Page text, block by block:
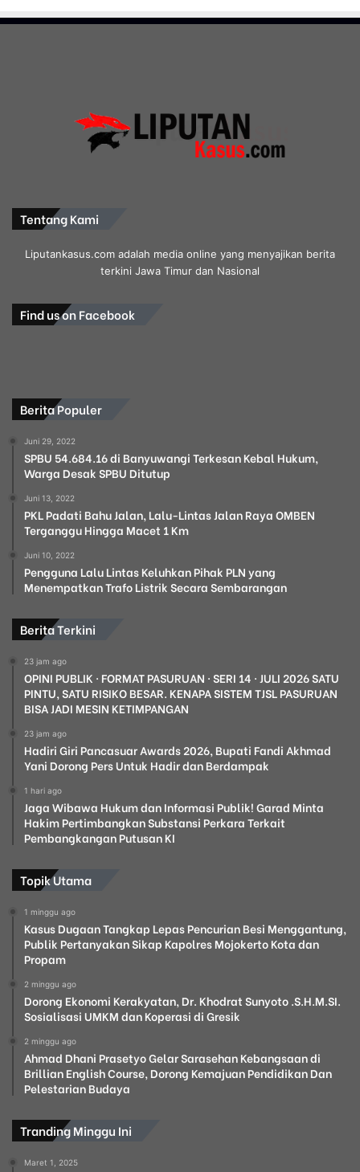
Tentang Kami
Liputankasus.com adalah media online yang menyajikan berita
terkini Jawa Timur dan Nasional
Find us on Facebook
Berita Populer
Juni 29, 2022
SPBU 54.684.16 di Banyuwangi Terkesan Kebal Hukum,
Warga Desak SPBU Ditutup
Juni 13, 2022
PKL Padati Bahu Jalan, Lalu-Lintas Jalan Raya OMBEN
Terganggu Hingga Macet 1 Km
Juni 10, 2022
Pengguna Lalu Lintas Keluhkan Pihak PLN yang
Menempatkan Trafo Listrik Secara Sembarangan
Berita Terkini
23 jam ago
OPINI PUBLIK · FORMAT PASURUAN · SERI 14 · JULI 2026 SATU
PINTU, SATU RISIKO BESAR. KENAPA SISTEM TJSL PASURUAN
BISA JADI MESIN KETIMPANGAN
23 jam ago
Hadiri Giri Pancasuar Awards 2026, Bupati Fandi Akhmad
Yani Dorong Pers Untuk Hadir dan Berdampak
1 hari ago
Jaga Wibawa Hukum dan Informasi Publik! Garad Minta
Hakim Pertimbangkan Substansi Perkara Terkait
Pembangkangan Putusan KI
Topik Utama
1 minggu ago
Kasus Dugaan Tangkap Lepas Pencurian Besi Menggantung,
Publik Pertanyakan Sikap Kapolres Mojokerto Kota dan
Propam
2 minggu ago
Dorong Ekonomi Kerakyatan, Dr. Khodrat Sunyoto .S.H.M.SI.
Sosialisasi UMKM dan Koperasi di Gresik
2 minggu ago
Ahmad Dhani Prasetyo Gelar Sarasehan Kebangsaan di
Brillian English Course, Dorong Kemajuan Pendidikan Dan
Pelestarian Budaya
Tranding Minggu Ini
Maret 1, 2025